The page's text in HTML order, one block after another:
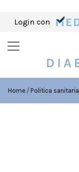
Login con
Home Politica sanitaria